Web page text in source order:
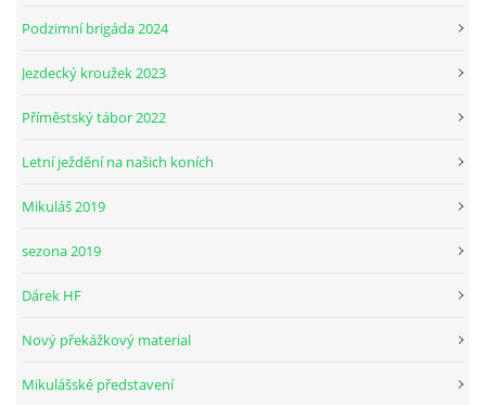
ČLENOVÉ JK CABALLERO Z RYCHVALDU
PODZIMNÍ BRIGÁDA 4.10.2025
Podzimní brigáda 2024
Jezdecký kroužek 2023
Příměstský tábor 2022
Letní ježdění na našich koních
Mikuláš 2019
sezona 2019
Dárek HF
Nový překážkový material
Mikulášské představení